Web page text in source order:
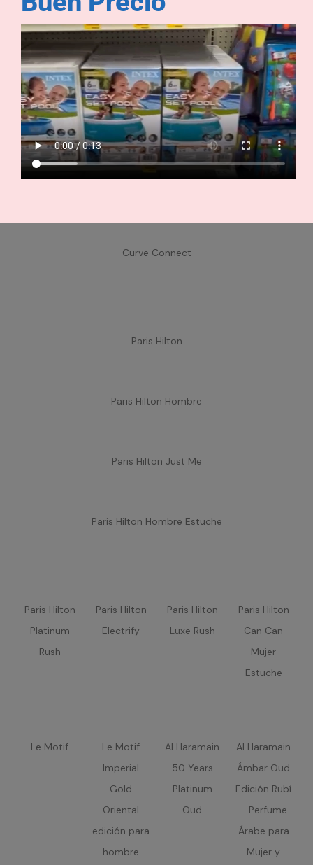
Curve Crush
Curve Wave Mujer
Curve Connect
Paris Hilton
Paris Hilton Hombre
Paris Hilton Just Me
Paris Hilton Hombre Estuche
Paris Hilton
Platinum
Rush
Paris Hilton
Electrify
Paris Hilton
Luxe Rush
Paris Hilton
Can Can
Mujer
Estuche
Le Motif
Le Motif
Imperial
Gold
Oriental
edición para
hombre
Al Haramain
50 Years
Platinum
Oud
Al Haramain
Ámbar Oud
Edición Rubí
- Perfume
Árabe para
Mujer y